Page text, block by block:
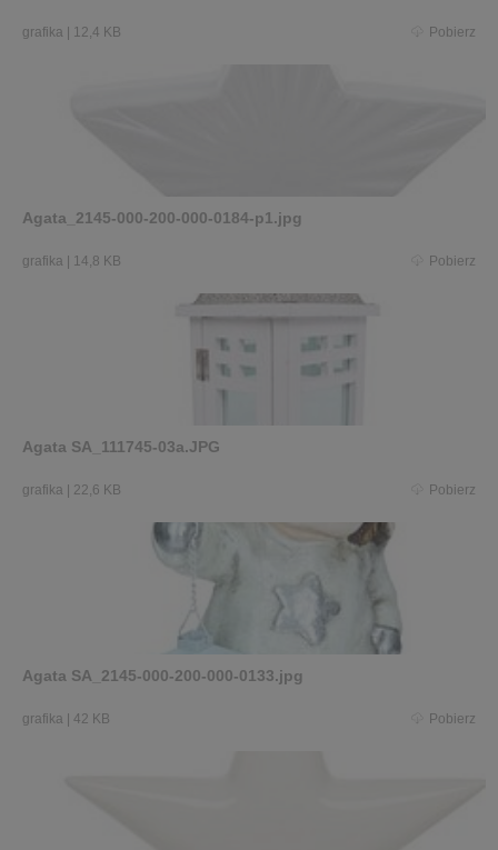
grafika 12,4 KB Pobierz
Agata_2145-000-200-000-0184-p1.jpg
grafika 14,8 KB Pobierz
Agata SA_111745-03a.JPG
grafika 22,6 KB Pobierz
Agata SA_2145-000-200-000-0133.jpg
grafika 42 KB Pobierz